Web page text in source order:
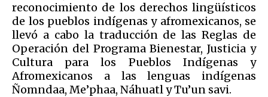
reconocimiento de los derechos lingüísticos
de los pueblos indígenas y afromexicanos, se
llevó a cabo la traducción de las Reglas de
Operación del Programa Bienestar, Justicia y
Cultura para los Pueblos Indígenas y
Afromexicanos a las lenguas indígenas
Ñomndaa, Me’phaa, Náhuatl y Tu’un savi.